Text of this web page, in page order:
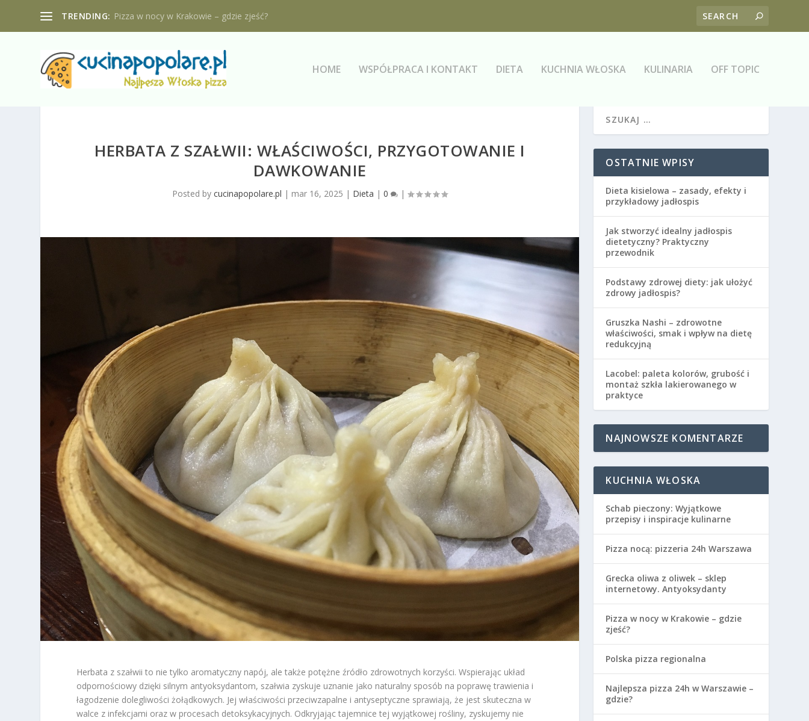
TRENDING: Pizza w nocy w Krakowie – gdzie zjeść?
HOME WSPÓŁPRACA I KONTAKT DIETA KUCHNIA WŁOSKA KULINARIA OFF TOPIC
HERBATA Z SZAŁWII: WŁAŚCIWOŚCI, PRZYGOTOWANIE I
DAWKOWANIE
Posted bycucinapopolare.pl | mar 16, 2025 | Dieta |0 |
Herbata z szałwii to nie tylko aromatyczny napój, ale także potężne źródło zdrowotnych korzyści. Wspierając układ
odpornościowy dzięki silnym antyoksydantom, szałwia zyskuje uznanie jako naturalny sposób na poprawę trawienia i
łagodzenie dolegliwości żołądkowych. Jej właściwości przeciwzapalne i antyseptyczne sprawiają, że jest skuteczna w
walce z infekcjami oraz w procesach detoksykacyjnych. Odkryjając tajemnice tej wyjątkowej rośliny, zyskujemy nie
OSTATNIE WPISY
Dieta kisielowa – zasady, efekty i
przykładowy jadłospis
Jak stworzyć idealny jadłospis
dietetyczny? Praktyczny
przewodnik
Podstawy zdrowej diety: jak ułożyć
zdrowy jadłospis?
Gruszka Nashi – zdrowotne
właściwości, smak i wpływ na dietę
redukcyjną
Lacobel: paleta kolorów, grubość i
montaż szkła lakierowanego w
praktyce
NAJNOWSZE KOMENTARZE
KUCHNIA WŁOSKA
Schab pieczony: Wyjątkowe
przepisy i inspiracje kulinarne
Pizza nocą: pizzeria 24h Warszawa
Grecka oliwa z oliwek – sklep
internetowy. Antyoksydanty
Pizza w nocy w Krakowie – gdzie
zjeść?
Polska pizza regionalna
Najlepsza pizza 24h w Warszawie –
gdzie?